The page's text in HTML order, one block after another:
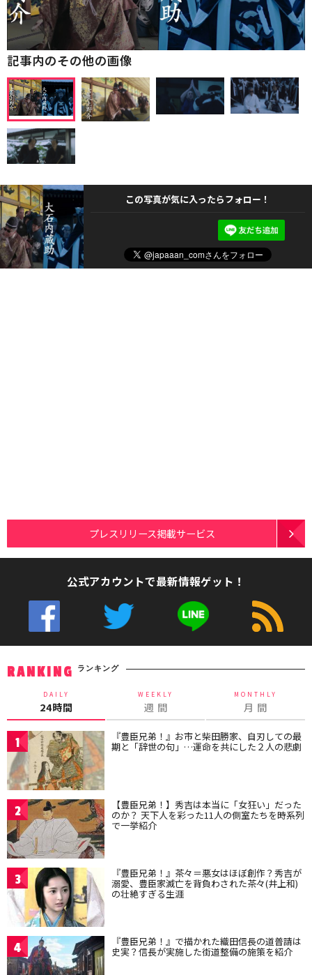
記事内のその他の画像
この写真が気に入ったらフォロー！
プレスリリース掲載サービス
公式アカウントで最新情報ゲット！
RANKING ランキング
DAILY
24時間
WEEKLY
週 間
MONTHLY
月 間
1 『豊臣兄弟！』お市と柴田勝家、自刃しての最
期と「辞世の句」…運命を共にした２人の悲劇
2 【豊臣兄弟！】秀吉は本当に「女狂い」だった
のか？ 天下人を彩った11人の側室たちを時系列
で一挙紹介
3 『豊臣兄弟！』茶々＝悪女はほぼ創作？秀吉が
溺愛、豊臣家滅亡を背負わされた茶々(井上和)
の壮絶すぎる生涯
4 『豊臣兄弟！』で描かれた織田信長の道普請は
史実？信長が実施した街道整備の施策を紹介